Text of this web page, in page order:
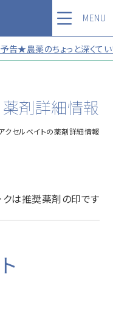
予告★農薬のちょっと深く
MENU
薬剤詳細情報
クセルベイトの薬剤詳細情報
クは推奨薬剤の印です